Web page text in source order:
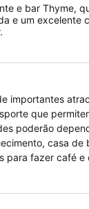
e bar Thyme,
e um excelente
importantes
que
poderão
casa de
para fazer café e
bar,
custos e